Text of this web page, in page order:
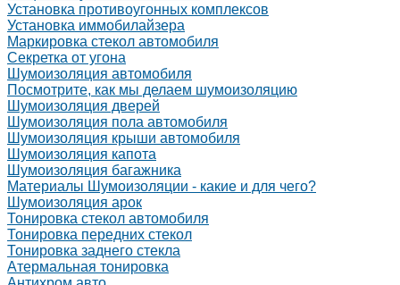
Установка противоугонных комплексов
Установка иммобилайзера
Маркировка стекол автомобиля
Секретка от угона
Шумоизоляция автомобиля
Посмотрите, как мы делаем шумоизоляцию
Шумоизоляция дверей
Шумоизоляция пола автомобиля
Шумоизоляция крыши автомобиля
Шумоизоляция капота
Шумоизоляция багажника
Материалы Шумоизоляции - какие и для чего?
Шумоизоляция арок
Тонировка стекол автомобиля
Тонировка передних стекол
Тонировка заднего стекла
Атермальная тонировка